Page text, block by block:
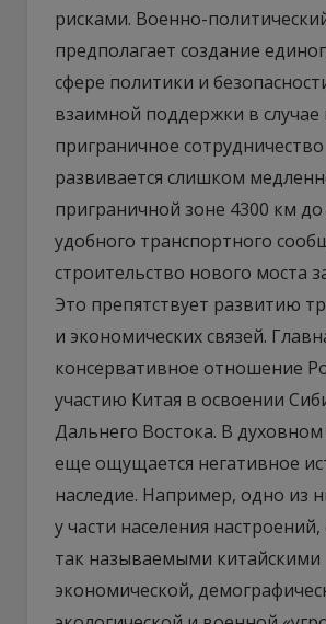
рисками. Военно-
предполагает создание
сфере политики и
взаимной поддержки в
приграничное сотрудничество
развивается слишком
приграничной зоне 4300 км до
удобного транспортного
строительство нового моста
Это препятствует развитию
и экономических связей.
консервативное отношение
участию Китая в освоении
Дальнего Востока. В духовном
еще ощущается негативное
наследие. Например, одно из
у части населения настроений,
так называемыми китайскими
экономической,